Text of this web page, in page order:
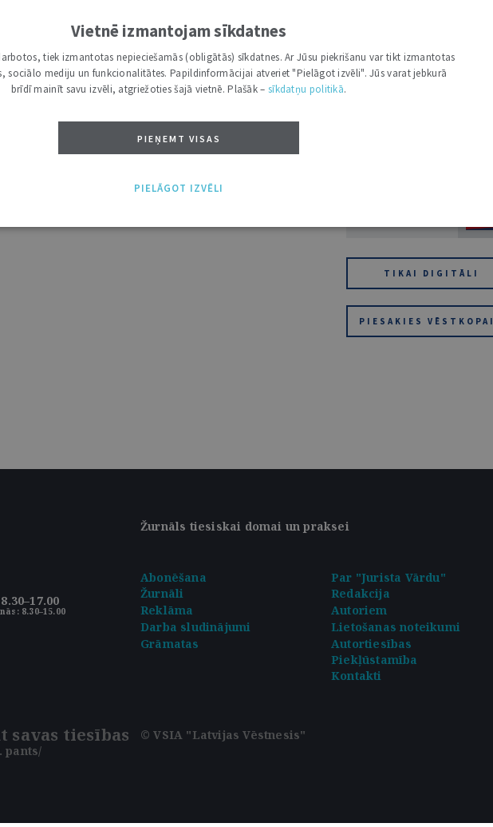
saņēmēju tiesiskās paļāvības
līdz šim izteiktajiem argumentiem
seguma, raksta turpinājumā ir
reformas īstenošanas varianti un vērtēti
riski. ...
ŽURNĀLU KATALOGS /
TIKAI DIGITĀLI
PIESAKIES VĒSTKOPAI
Žurnāls tiesiskai domai un praksei
8.30–15.00
Abonēšana
Par "Jurista Vārdu"
Žurnāli
Redakcija
Reklāma
Autoriem
Darba sludinājumi
Lietošanas noteikumi
Grāmatas
Autortiesības
Piekļūstamība
Kontakti
tiesības
pants/
© VSIA "Latvijas Vēstnesis"
Vietnē izmantojam sīkdatnes
tiek izmantotas nepieciešamās (obligātās) sīkdatnes. Ar Jūsu piekrišanu var tikt izmantotas
sociālo mediju un funkcionalitātes. Papildinformācijai atveriet "Pielāgot izvēli". Jūs varat jebkurā
brīdī mainīt savu izvēli, atgriežoties šajā vietnē. Plašāk – sīkdatņu politikā.
PIEŅEMT VISAS
PIELĀGOT IZVĒLI